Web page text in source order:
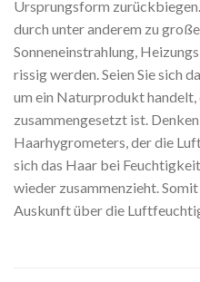
Ursprungsform
durch unter anderem zu
Sonneneinstrahlung,
rissig werden. Seien Sie sich
um ein Naturprodukt handelt,
zusammengesetzt ist.
Haarhygrometers, der die
sich das Haar bei
wieder zusammenzieht.
Auskunft über die